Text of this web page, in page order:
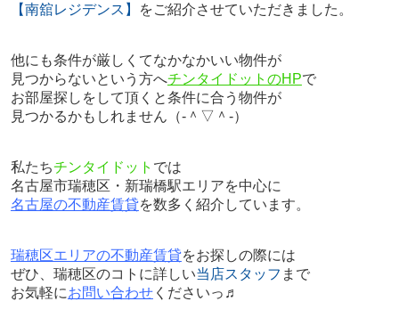
【南舘レジデンス】
をご紹介させていただきました。
他にも条件が厳しくてなかなかいい物件が
見つからないという方へチンタイドットのHPで
お部屋探しをして頂くと条件に合う物件が
見つかるかもしれません（‐＾▽＾‐）
私たちチンタイドット では
名古屋市瑞穂区・新瑞橋駅エリアを中心に
名古屋の不動産賃貸を数多く紹介しています。
瑞穂区エリアの不動産賃貸をお探しの際には
ぜひ、瑞穂区のコトに詳しい当店スタッフ まで
お気軽にお問い合わせくださいっ♬